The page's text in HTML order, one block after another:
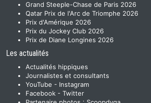
Grand Steeple-Chase de Paris 2026
Qatar Prix de l'Arc de Triomphe 2026
Prix d'Amérique 2026
Prix du Jockey Club 2026
Prix de Diane Longines 2026
Les actualités
Actualités hippiques
Journalistes et consultants
YouTube - Instagram
Facebook - Twitter